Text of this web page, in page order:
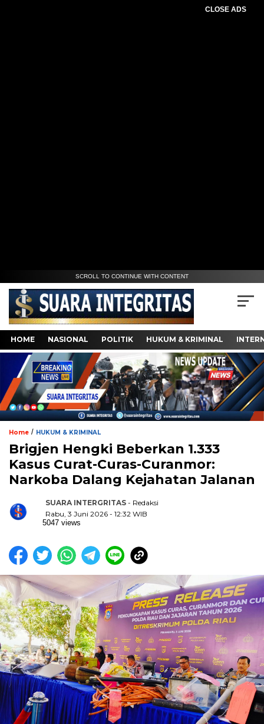
CLOSE ADS
SCROLL TO CONTINUE WITH CONTENT
HOME NASIONAL POLITIK HUKUM & KRIMINAL
Home / HUKUM & KRIMINAL
Brigjen Hengki Beberkan 1.333
Kasus Curat-Curas-Curanmor:
Narkoba Dalang Kejahatan Jalanan
SUARA INTERGRITAS - Redaksi
Rabu, 3 Juni 2026 - 12:32 WIB
5047 views